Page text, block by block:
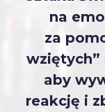
na
za
aby
reakcję i